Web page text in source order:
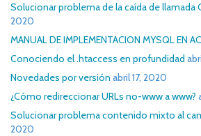
Solucionar problema de la caída de llamada
2020
MANUAL DE IMPLEMENTACION MYSQL EN
Conociendo el .htaccess en profundidad
Novedades por versión abril 17, 2020
¿Cómo redireccionar URLs no-www a www?
Solucionar problema contenido mixto al
2020